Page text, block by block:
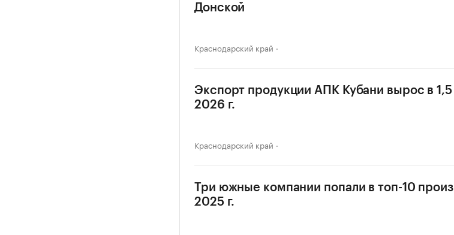
Донской
Краснодарский край
Экспорт продукции АПК Кубани вырос в
2026 г.
Краснодарский край
Три южные компании попали в топ-10
2025 г.